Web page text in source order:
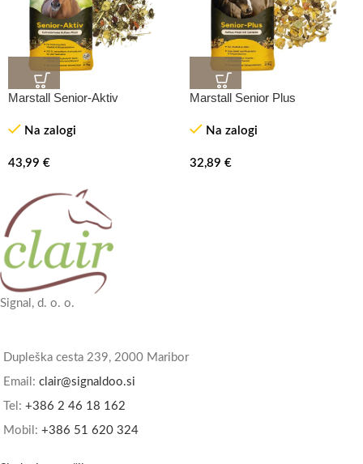
Marstall Senior-Aktiv
Na zalogi
43,99 €
Marstall Senior Plus
Na zalogi
32,89 €
Signal, d. o. o.
Dupleška cesta 239, 2000 Maribor
Email: clair@signaldoo.si
Tel: +386 2 46 18 162
Mobil: +386 51 620 324